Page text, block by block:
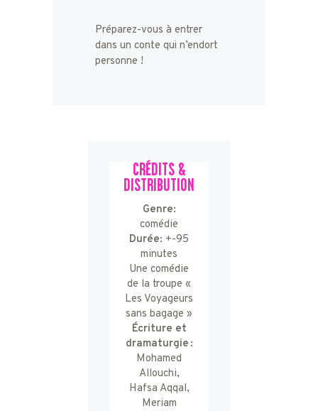
Préparez-vous à entrer
dans un conte qui n’endort
personne !
CRÉDITS &
DISTRIBUTION
Genre:
comédie
Durée: +-95
minutes
Une comédie
de la troupe «
Les Voyageurs
sans bagage »
Écriture et
dramaturgie :
Mohamed
Allouchi,
Hafsa Aqqal,
Meriam